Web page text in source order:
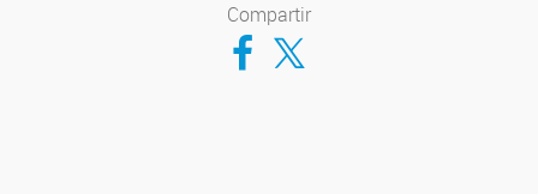
Compartir
Compartir en Facebook
Compartir en Twitter